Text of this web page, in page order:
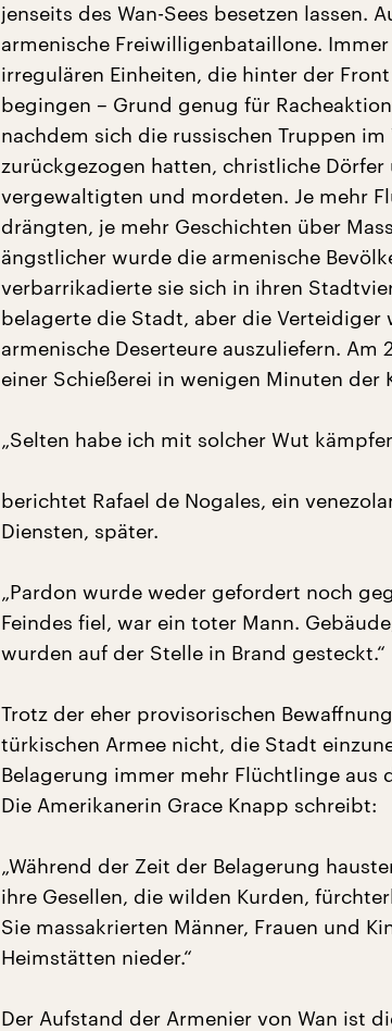
jenseits des Wan-Sees besetzen lassen.
armenische Freiwilligenbataillone.
irregulären Einheiten, die hinter der
begingen – Grund genug für
nachdem sich die russischen Truppen im
zurückgezogen hatten, christliche
vergewaltigten und mordeten. Je mehr
drängten, je mehr Geschichten über
ängstlicher wurde die armenische
verbarrikadierte sie sich in ihren
belagerte die Stadt, aber die Verteidiger
armenische Deserteure auszuliefern. Am
einer Schießerei in wenigen Minuten der
„Selten habe ich mit solcher Wut
berichtet Rafael de Nogales, ein
Diensten, später.
„Pardon wurde weder gefordert noch
Feindes fiel, war ein toter Mann.
wurden auf der Stelle in Brand gesteckt.“
Trotz der eher provisorischen
türkischen Armee nicht, die Stadt
Belagerung immer mehr Flüchtlinge aus
Die Amerikanerin Grace Knapp schreibt:
„Während der Zeit der Belagerung
ihre Gesellen, die wilden Kurden,
Sie massakrierten Männer, Frauen und
Heimstätten nieder.“
Der Aufstand der Armenier von Wan ist